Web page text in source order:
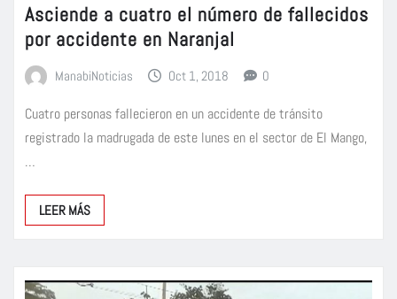
Asciende a cuatro el número de fallecidos
por accidente en Naranjal
ManabiNoticias Oct 1, 2018 0
Cuatro personas fallecieron en un accidente de tránsito
registrado la madrugada de este lunes en el sector de El Mango,
…
LEER MÁS